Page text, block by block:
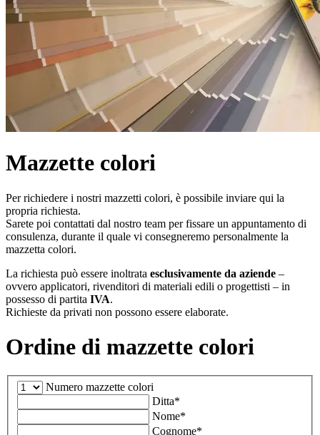
Mazzette colori
Per richiedere i nostri mazzetti colori, è possibile inviare qui la
propria richiesta.
Sarete poi contattati dal nostro team per fissare un appuntamento di
consulenza, durante il quale vi consegneremo personalmente la
mazzetta colori.
La richiesta può essere inoltrata esclusivamente da aziende –
ovvero applicatori, rivenditori di materiali edili o progettisti – in
possesso di partita IVA.
Richieste da privati non possono essere elaborate.
Ordine di mazzette colori
Numero mazzette colori
Ditta*
Nome*
Cognome*